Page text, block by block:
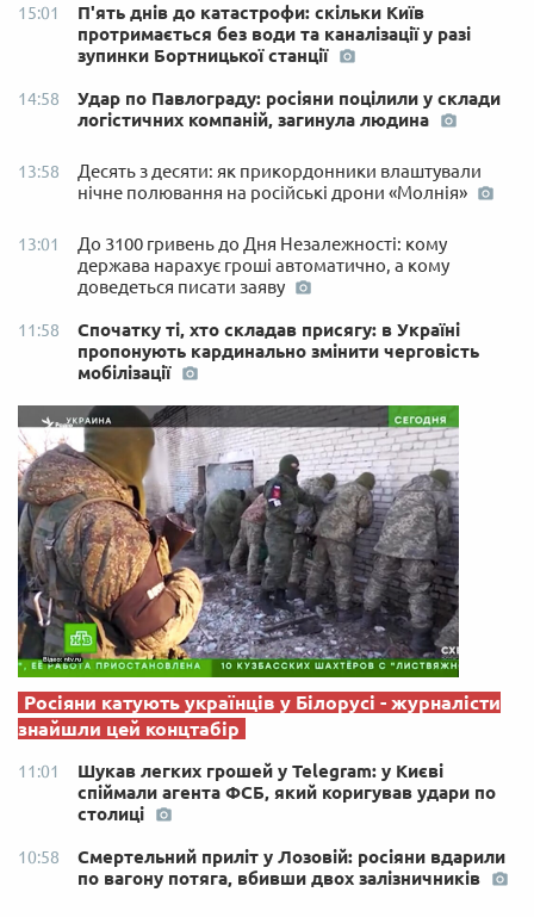
15:01
П'ять днів до катастрофи: скільки Київ
протримається без води та каналізації у разі
зупинки Бортницької станції
14:58
Удар по Павлограду: росіяни поцілили у склади
логістичних компаній, загинула людина
13:58
Десять з десяти: як прикордонники влаштували
нічне полювання на російські дрони «Молнія»
13:01
До 3100 гривень до Дня Незалежності: кому
держава нарахує гроші автоматично, а кому
доведеться писати заяву
11:58
Спочатку ті, хто складав присягу: в Україні
пропонують кардинально змінити черговість
мобілізації
Росіяни катують українців у Білорусі - журналісти
знайшли цей концтабір
11:01
Шукав легких грошей у Telegram: у Києві
спіймали агента ФСБ, який коригував удари по
столиці
10:58
Смертельний приліт у Лозовій: росіяни вдарили
по вагону потяга, вбивши двох залізничників